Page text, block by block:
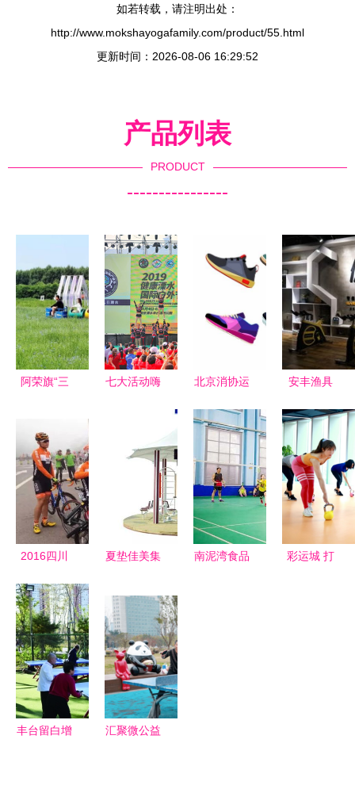
如若转载，请注明出处：
http://www.mokshayogafamily.com/product/55.html
更新时间：2026-08-06 16:29:52
产品列表
PRODUCT
----------------
阿荣旗“三
闲，拓展文
旅发展新业
态
七大活动嗨
造健身休闲
北京消协运
检 超半数
品牌不达
标，消费者
健身休闲需
警惕
安丰渔具
外休闲，糍
粑店街的运
动生活新聚
点
2016四川
(宜宾站)启
幕 硒倍健
天然饮用水
助力健康骑
行新风尚
夏垫佳美集
生活为引，
点亮休闲健
身新风尚
南泥湾食品
彩运城 打
丰台留白增
汇聚微公益